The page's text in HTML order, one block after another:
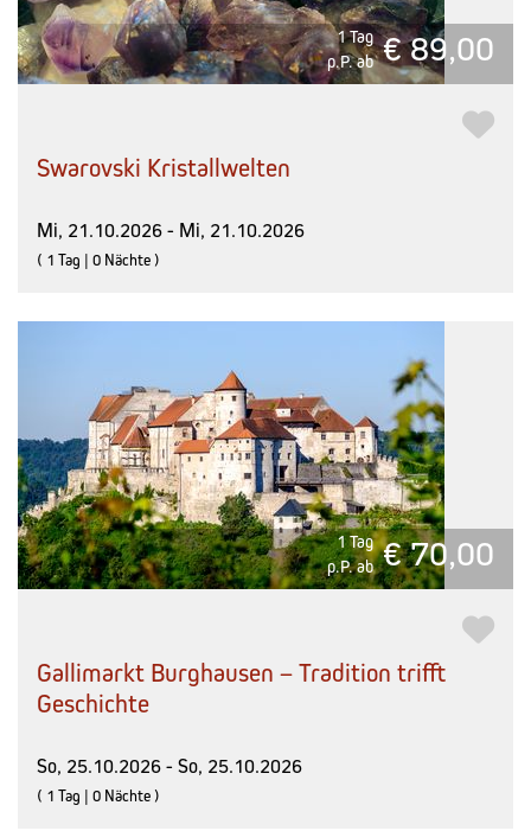
1 Tag
p.P. ab € 89,00
Swarovski Kristallwelten
Mi, 21.10.2026 - Mi, 21.10.2026
( 1 Tag | 0 Nächte )
1 Tag
p.P. ab € 70,00
Gallimarkt Burghausen – Tradition trifft
Geschichte
So, 25.10.2026 - So, 25.10.2026
( 1 Tag | 0 Nächte )